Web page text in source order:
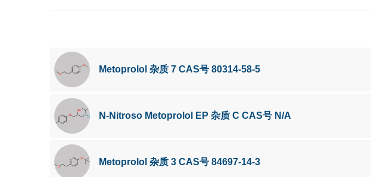
Metoprolol 杂质 7 CAS号 80314-58-5
N-Nitroso Metoprolol EP 杂质 C CAS号 N/A
Metoprolol 杂质 3 CAS号 84697-14-3